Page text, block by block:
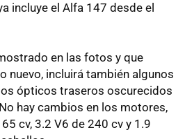
incluye el Alfa 147 desde el
en las fotos y que
nuevo, incluirá también algunos
ópticos traseros oscurecidos
hay cambios en los motores,
cv, 3.2 V6 de 240 cv y 1.9